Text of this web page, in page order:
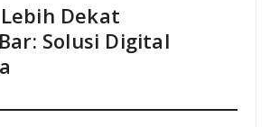
Dekat
Solusi Digital